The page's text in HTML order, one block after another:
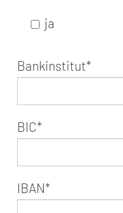
ja
Bankinstitut*
BIC*
IBAN*